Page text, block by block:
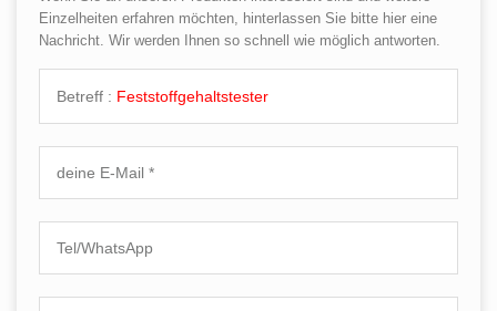
Einzelheiten erfahren möchten, hinterlassen Sie bitte hier eine
Nachricht. Wir werden Ihnen so schnell wie möglich antworten.
Betreff : Feststoffgehaltstester